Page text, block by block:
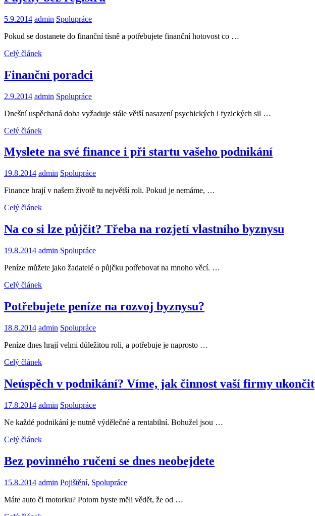
5.9.2014 admin Spolupráce
Pokud se dostanete do finanční tísně a potřebujete finanční hotovost co …
Celý článek
Finanční poradci
2.9.2014 admin Spolupráce
Dnešní uspěchaná doba vyžaduje stále větší nasazení psychických i fyzických sil …
Celý článek
Myslete na své finance i při startu vašeho podnikání
19.8.2014 admin Spolupráce
Finance hrají v našem životě tu největší roli. Pokud je nemáme, …
Celý článek
Na co si lze půjčit? Třeba na rozjetí vlastního byznysu
19.8.2014 admin Spolupráce
Peníze můžete jako žadatelé o půjčku potřebovat na mnoho věcí. …
Celý článek
Potřebujete peníze na rozvoj byznysu?
18.8.2014 admin Spolupráce
Peníze dnes hrají velmi důležitou roli, a potřebuje je naprosto …
Celý článek
Neúspěch v podnikání? Víme, jak činnost vaší firmy ukončit
17.8.2014 admin Spolupráce
Ne každé podnikání je nutně výdělečné a rentabilní. Bohužel jsou …
Celý článek
Bez povinného ručení se dnes neobejdete
15.8.2014 admin Pojištění, Spolupráce
Máte auto či motorku? Potom byste měli vědět, že od …